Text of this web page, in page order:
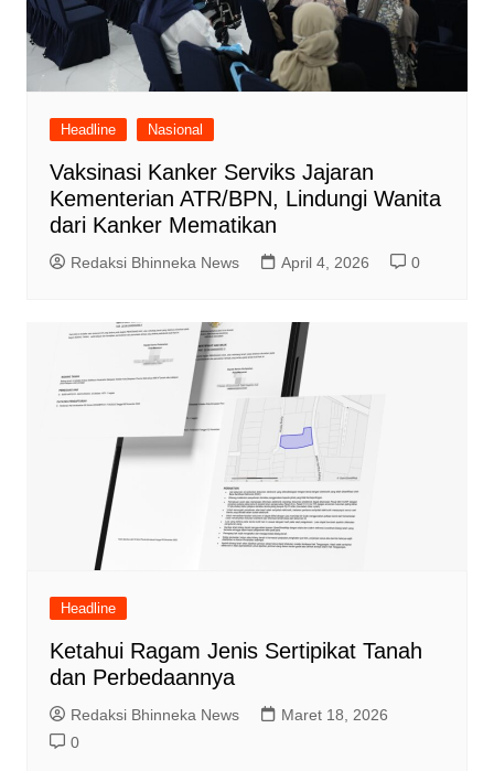
Headline Nasional
Vaksinasi Kanker Serviks Jajaran
Kementerian ATR/BPN, Lindungi Wanita
dari Kanker Mematikan
Redaksi Bhinneka News April 4, 2026 0
Headline
Ketahui Ragam Jenis Sertipikat Tanah
dan Perbedaannya
Redaksi Bhinneka News
Maret 18, 2026
0